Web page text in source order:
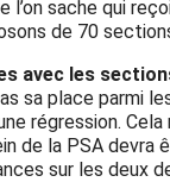
sache qui
de 70
avec les
sa place
régression.
de la PSA
sur les